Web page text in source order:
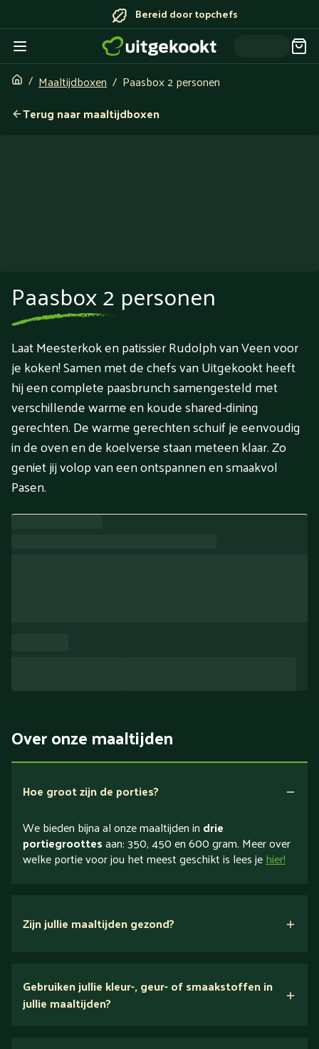
Bereid door topchefs
Maaltijdboxen
Paasbox 2 personen
Terug naar maaltijdboxen
Paasbox 2 personen
Laat Meesterkok en patissier Rudolph van Veen voor
je koken! Samen met de chefs van Uitgekookt heeft
hij een complete paasbrunch samengesteld met
verschillende warme en koude shared-dining
gerechten. De warme gerechten schuif je eenvoudig
in de oven en de koelverse staan meteen klaar. Zo
geniet jij volop van een ontspannen en smaakvol
Pasen.
Over onze maaltijden
Hoe groot zijn de porties?
We bieden bijna al onze maaltijden in drie
portiegroottesaan: 350, 450 en 600 gram. Meer over
welke portie voor jou het meest geschikt is lees jehier!
Zijn jullie maaltijden gezond?
Gebruiken jullie kleur-, geur- of smaakstoffen in
jullie maaltijden?